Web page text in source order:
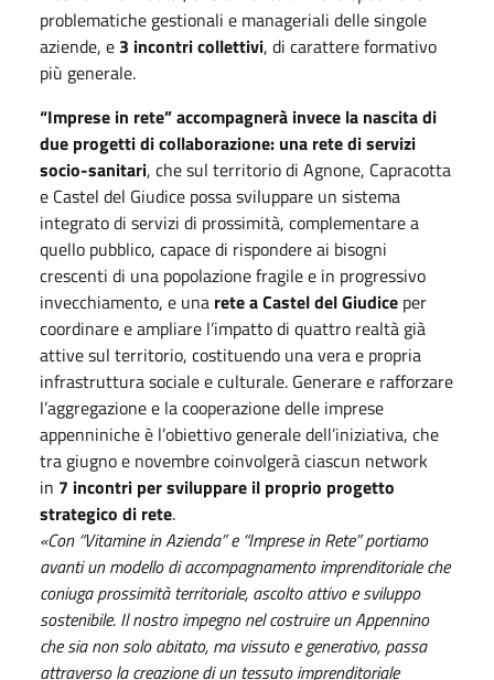
problematiche gestionali e manageriali delle singole
aziende, e 3 incontri collettivi, di carattere formativo
più generale.
“Imprese in rete” accompagnerà invece la nascita di
due progetti di collaborazione: una rete di servizi
socio-sanitari, che sul territorio di Agnone, Capracotta
e Castel del Giudice possa sviluppare un sistema
integrato di servizi di prossimità, complementare a
quello pubblico, capace di rispondere ai bisogni
crescenti di una popolazione fragile e in progressivo
invecchiamento, e una rete a Castel del Giudice per
coordinare e ampliare l’impatto di quattro realtà già
attive sul territorio, costituendo una vera e propria
infrastruttura sociale e culturale. Generare e rafforzare
l’aggregazione e la cooperazione delle imprese
appenniniche è l’obiettivo generale dell’iniziativa, che
tra giugno e novembre coinvolgerà ciascun network
in 7 incontri per sviluppare il proprio progetto
strategico di rete.
«Con “Vitamine in Azienda” e “Imprese in Rete” portiamo
avanti un modello di accompagnamento imprenditoriale che
coniuga prossimità territoriale, ascolto attivo e sviluppo
sostenibile. Il nostro impegno nel costruire un Appennino
che sia non solo abitato, ma vissuto e generativo, passa
attraverso la creazione di un tessuto imprenditoriale